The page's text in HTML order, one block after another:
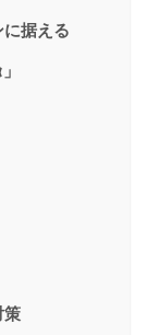
据える
策